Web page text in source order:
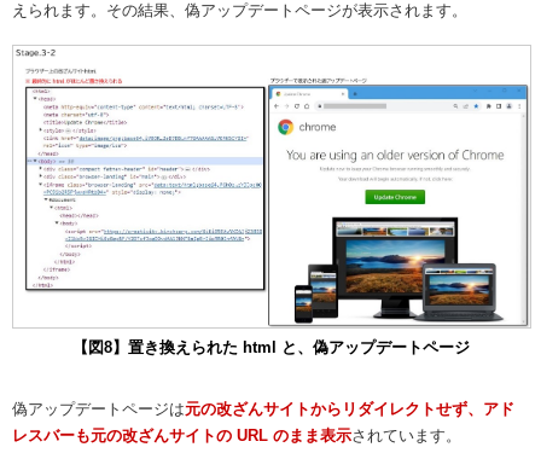
えられます。その結果、偽アップデートページが表示されます。
【図8】置き換えられた html と、偽アップデートページ
偽アップデートページは元の改ざんサイトからリダイレクトせず、アド
レスバーも元の改ざんサイトの URL のまま表示されています。